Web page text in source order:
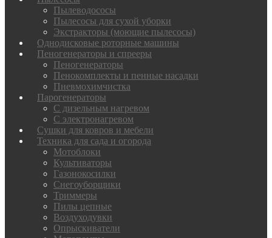
Пылеводососы
Пылесосы для сухой уборки
Экстракторы (моющие пылесосы)
Однодисковые роторные машины
Пеногенераторы и спрееры
Пеногенераторы
Пенокомплекты и пенные насадки
Пневмохимчистка
Парогенераторы
С дизельным нагревом
С электронагревом
Сушки для ковров и мебели
Техника для сада и огорода
Мотоблоки
Культиваторы
Газонокосилки
Снегоуборщики
Триммеры
Пилы цепные
Воздуходувки
Опрыскиватели